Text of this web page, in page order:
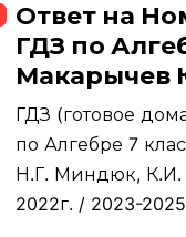
Ответ на
ГДЗ по
Макарычев
ГДЗ (готовое
по Алгебре 7
Н.Г. Миндюк, К.И.
2022г. / 2023-